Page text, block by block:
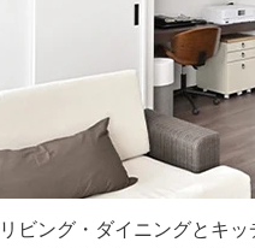
ビング・ダイニングとキ